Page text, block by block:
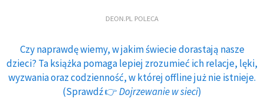
DEON.PL POLECA
Czy naprawdę wiemy, w jakim świecie dorastają nasze
dzieci? Ta książka pomaga lepiej zrozumieć ich relacje, lęki,
wyzwania oraz codzienność, w której offline już nie istnieje.
(Sprawdź 👉Dojrzewanie w sieci)